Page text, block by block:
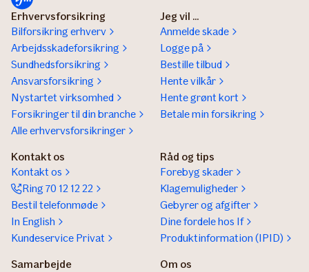
Erhvervsforsikring
Bilforsikring erhverv
Arbejdsskadeforsikring
Sundhedsforsikring
Ansvarsforsikring
Nystartet virksomhed
Forsikringer til din branche
Alle erhvervsforsikringer
Jeg vil ...
Anmelde skade
Logge på
Bestille tilbud
Hente vilkår
Hente grønt kort
Betale min forsikring
Kontakt os
Kontakt os
Ring 70 12 12 22
Bestil telefonmøde
In English
Kundeservice Privat
Råd og tips
Forebyg skader
Klagemuligheder
Gebyrer og afgifter
Dine fordele hos If
Produktinformation (IPID)
Samarbejde
Om os